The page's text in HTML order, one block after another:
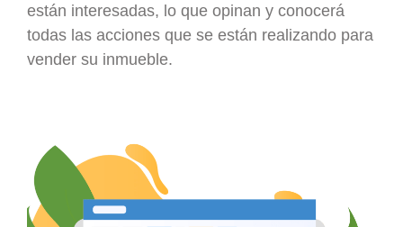
están interesadas, lo que opinan y conocerá
todas las acciones que se están realizando para
vender su inmueble.